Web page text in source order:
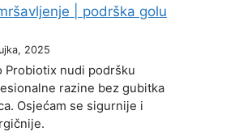
| podrška golu
2025
Probiotix nudi podršku
razine bez gubitka
Osjećam se sigurnije i